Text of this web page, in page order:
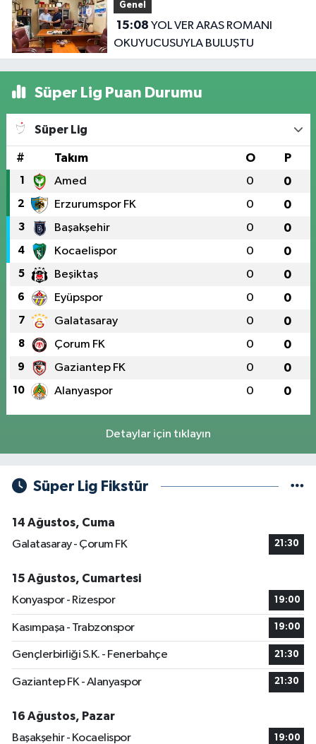
Genel
15:08
OKUYUCUSUYLA BULUŞTU
Süper Lig Puan Durumu
Süper Lig
# Takım O P
1 Amed 0 0
2 Erzurumspor FK 0 0
3 Başakşehir 0 0
4 Kocaelispor 0 0
5 Beşiktaş 0 0
6 Eyüpspor 0 0
7 Galatasaray 0 0
8 Çorum FK 0 0
9 Gaziantep FK 0 0
10 Alanyaspor 0 0
Detaylar için tıklayın
Süper Lig Fikstür
14 Ağustos, Cuma
Galatasaray - Çorum FK
21:30
15 Ağustos, Cumartesi
Konyaspor - Rizespor
19:00
Kasımpaşa - Trabzonspor 19:00
Gençlerbirliği S.K. - Fenerbahçe 21:30
Gaziantep FK - Alanyaspor 21:30
16 Ağustos, Pazar
Başakşehir - Kocaelispor
19:00